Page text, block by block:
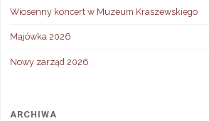
Wiosenny koncert w Muzeum Kraszewskiego
Majówka 2026
Nowy zarząd 2026
ARCHIWA